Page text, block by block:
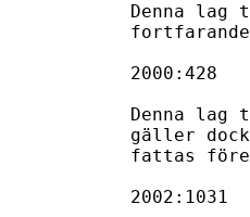
Denna
2000:428
Denna lag
gäller
fattas
2002:1031